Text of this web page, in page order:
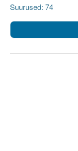
Suurused: 74